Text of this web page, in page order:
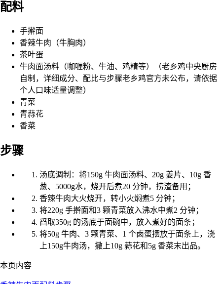
配料
手擀面
香辣牛肉（牛胸肉）
茶叶蛋
牛肉面汤料（咖喱粉、牛油、鸡精等）（老乡鸡中央厨房
自制，详细成分、配比与步骤老乡鸡官方未公布，请依据
个人口味适量调整）
青菜
青蒜花
香菜
步骤
汤底调制：将150g 牛肉面汤料、20g 姜片、10g 香
葱、5000g水，烧开后煮20 分钟，捞渣备用；
香辣牛肉大火烧开，转小火焖煮5 分钟；
将220g 手擀面和3 颗青菜放入沸水中煮2 分钟；
舀取350g 的汤底于面碗中，放入煮好的面条；
将50g 牛肉、3 颗青菜、1 个卤蛋摆放于面条上，浇
上150g牛肉汤，撒上10g 蒜花和5g 香菜末出品。
本页内容